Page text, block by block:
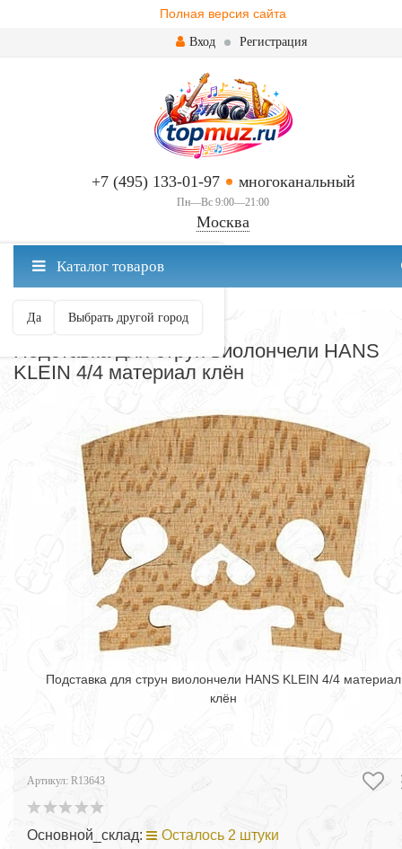
Полная версия сайта
Вход Регистрация
+7 (495) 133-01-97 многоканальный
Пн—Вс 9:00—21:00
Москва
Москва ваш город?
Да Выбрать другой город
Каталог товаров
АКСЕССУАРЫ И УХОД
Подставка для струн виолончели HANS
KLEIN 4/4 материал клён
Подставка для струн виолончели HANS KLEIN 4/4 материал
клён
Артикул: R13643
Основной_склад: Осталось 2 штуки